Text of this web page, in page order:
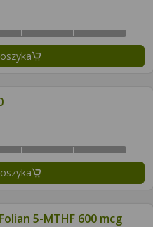
5-MTHF 600 mcg